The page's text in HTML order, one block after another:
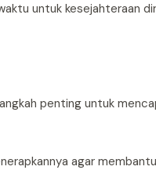
untuk kesejahteraan
penting untuk
agar